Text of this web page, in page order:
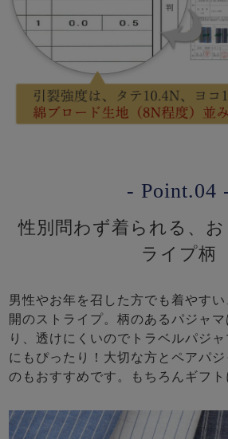
- Point.04
性別問わず着られる、
ライプ柄
男性やお年を召した方でも着やす
開のストライプ。柄のあるパジャ
り、透けにくいのでトラベルパジ
にもぴったり！大切な方とペアパジ
のもおすすめです。もちろんギフト